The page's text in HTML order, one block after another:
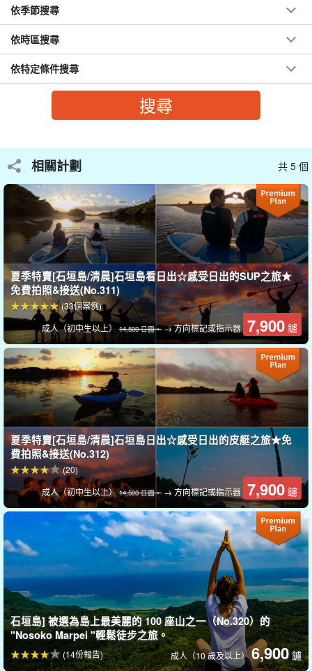
海拔 282 公尺，是石垣島的第二大山，爬上山 30 分鐘後就能看到
山頂岩石。
Fuki-dori River.
與島上流域最大的宮良川相比，福津川較為緊湊，但由於從河口到
上游交通便利，是欣賞各流域動植物變化的熱門地點之一。
*本計劃提供獨木舟或 SUP 兩種選擇。
Yabiku 瀑布 (Yabiku no Taki)
享受完 SUP（獨木舟）之後，我們移動到另一個地點，徒步前往
依季節搜尋
依時區搜尋
依特定條件搜尋
相關計劃 共 5 個
夏季特賣[石垣島/清晨]石垣島看日出☆感受日出的SUP之旅★
免費拍照&接送(No.311)
成人（初中生以上） 14,500 日圓。→ 方向標記或指示器 7,900 鑢
(33個案例)
夏季特賣[石垣島/清晨]石垣島日出☆感受日出的皮艇之旅★免
費拍照&接送(No.312)
成人（初中生以上）14,500 日圓。 → 方向標記或指示器 7,900 鑢
(20)
石垣島] 被選為島上最美麗的 100 座山之一（No.320）的
"Nosoko Marpei "輕鬆徒步之旅。
成人（10 歲及以上）6,900 鑢
(14份報告)